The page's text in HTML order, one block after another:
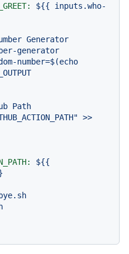
${{
inputs.who-
Generator
generator
number=$(echo
Path
>>
${{